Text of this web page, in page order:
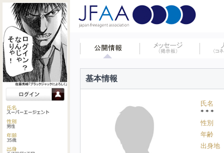
基本情報
氏名
* * *
性別
年齢
出身地